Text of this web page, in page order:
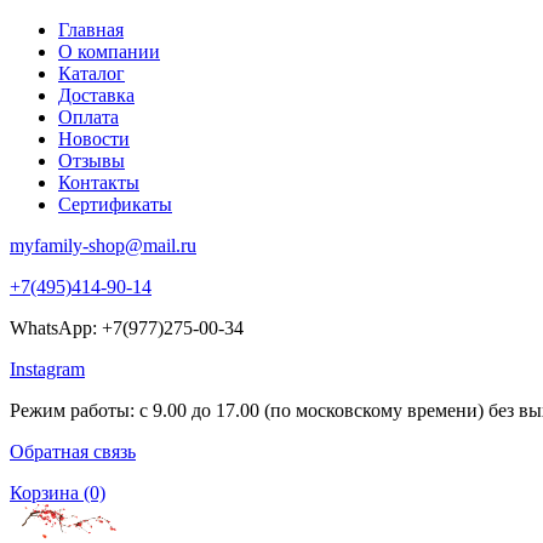
Главная
О компании
Каталог
Доставка
Оплата
Новости
Отзывы
Контакты
Сертификаты
myfamily-shop@mail.ru
+7(495)414-90-14
WhatsApp: +7(977)275-00-34
Instagram
Режим работы: с 9.00 до 17.00 (по московскому времени) без
Обратная связь
Корзина (0)